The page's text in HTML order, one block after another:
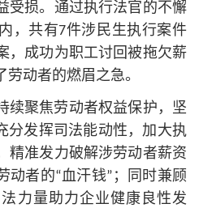
受损。通过执行法官的不懈
，共有7件涉民生执行案件
，成功为职工讨回被拖欠薪
动者的燃眉之急。
续聚焦劳动者权益保护，坚
分发挥司法能动性，加大执
精准发力破解涉劳动者薪资
动者的“血汗钱”；同时兼顾
力量助力企业健康良性发